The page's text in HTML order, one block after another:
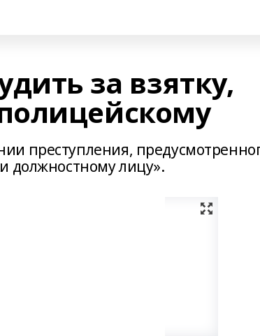
за взятку,
преступления,
должностному лицу».